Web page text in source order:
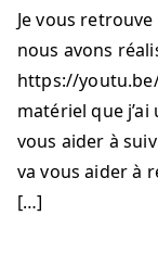
Je vous
nous avons
https://
matériel que
vous aider à
va vous aider à
[…]